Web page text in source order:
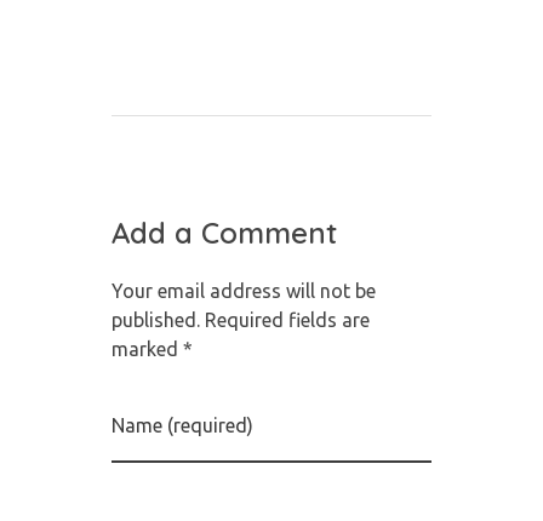
Add a Comment
Your email address will not be
published. Required fields are
marked *
Name (required)